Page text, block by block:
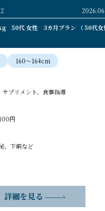
50代 女性 3カ月プラン （ 50代女
160〜164cm
サプリメント、食事指導
円
、下痢など
詳細を見る